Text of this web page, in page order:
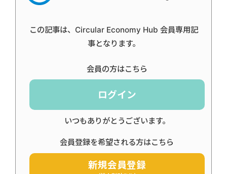
この記事は、Circular Economy Hub 会員専用記
事となります。
会員の方はこちら
ログイン
いつもありがとうございます。
会員登録を希望される方はこちら
新規会員登録